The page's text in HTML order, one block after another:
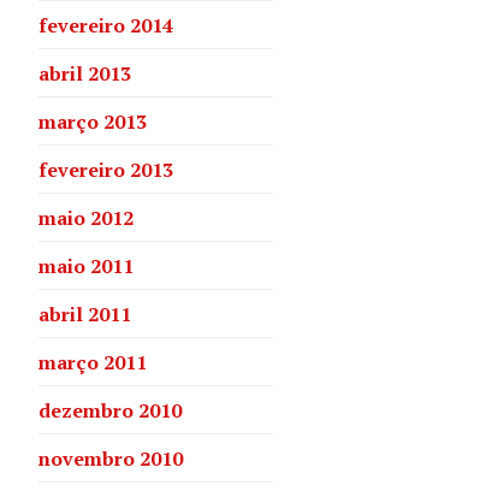
fevereiro 2014
abril 2013
março 2013
fevereiro 2013
maio 2012
maio 2011
abril 2011
março 2011
dezembro 2010
novembro 2010